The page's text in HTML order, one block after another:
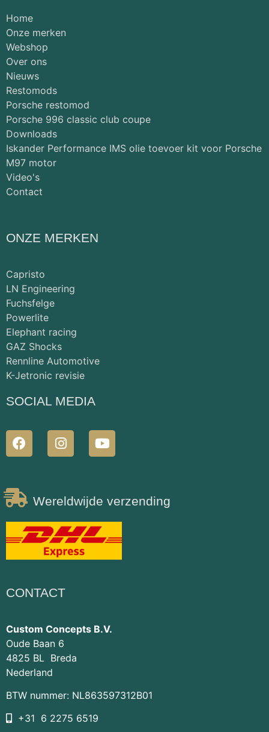
Home
Onze merken
Webshop
Over ons
Nieuws
Restomods
Porsche restomod
Porsche 996 classic club coupe
Downloads
Iskander Performance IMS olie toevoer kit voor Porsche
M97 motor
Video's
Contact
ONZE MERKEN
Capristo
LN Engineering
Fuchsfelge
Powerlite
Elephant racing
GAZ Shocks
Rennline Automotive
K-Jetronic revisie
SOCIAL MEDIA
Wereldwijde verzending
CONTACT
Custom Concepts B.V.
Oude Baan 6
4825 BL Breda
Nederland
BTW nummer: NL863597312B01
+31 6 2275 6519